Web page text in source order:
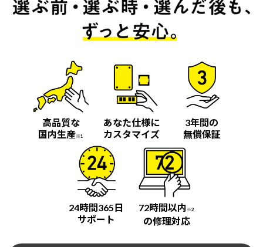
高品質な
国内生産※1
あなた仕様に
カスタマイズ
3年間の
無償保証
24時間365日
サポート
72時間以内 ※2
の修理対応